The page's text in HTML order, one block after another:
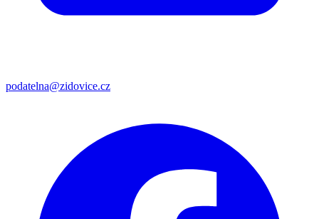
podatelna@zidovice.cz